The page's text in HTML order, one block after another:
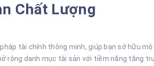
Chất Lượng
tài chính thông minh, giúp bạn sở hữu
rộng danh mục tài sản với tiềm năng tăng